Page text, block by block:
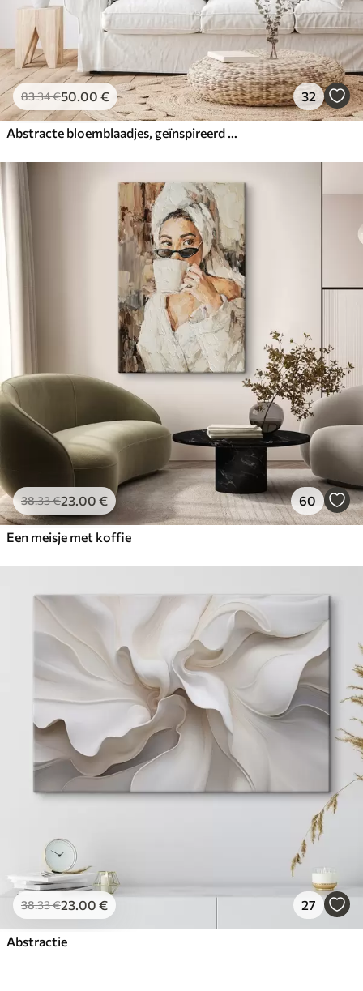
83.34€50.00 € 32
Abstracte bloemblaadjes, geïnspireerd op de schilderkunst
38.33€23.00 € 60
Een meisje met koffie
38.33€23.00 € 27
Abstractie